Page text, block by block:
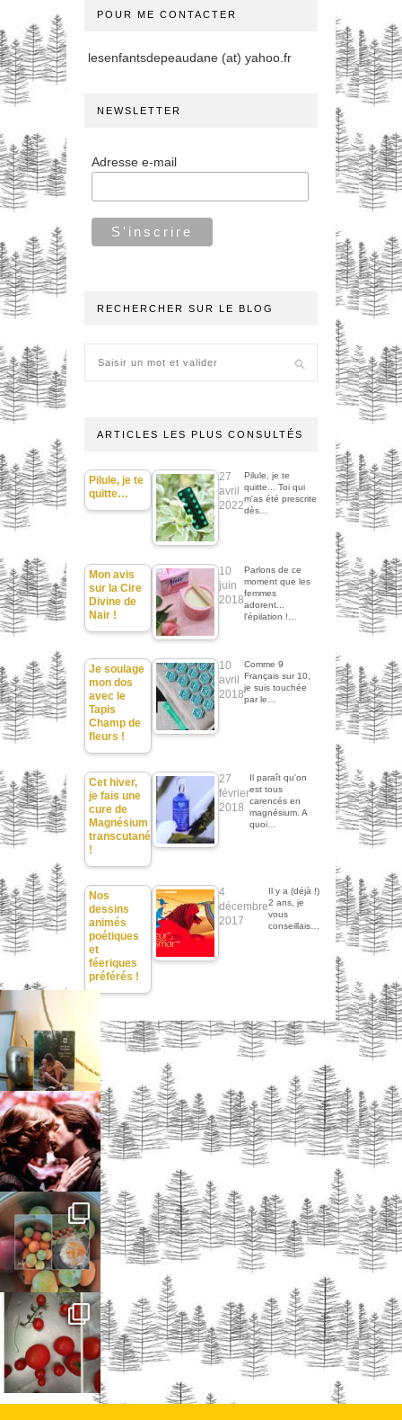
POUR ME CONTACTER
lesenfantsdepeaudane (at) yahoo.fr
NEWSLETTER
Adresse e-mail
RECHERCHER SUR LE BLOG
ARTICLES LES PLUS CONSULTÉS
Pilule, je te
quitte…
27
avril
2022
Pilule, je te
quitte... Toi qui
m'as été prescrite
dès…
Mon avis
sur la Cire
Divine de
Nair !
10
juin
2018
Parlons de ce
moment que les
femmes
adorent...
l'épilation !…
Je soulage
mon dos
avec le
Tapis
Champ de
fleurs !
10
avril
2018
Comme 9
Français sur 10,
je suis touchée
par le…
Cet hiver,
je fais une
cure de
Magnésium
transcutané
!
27
février
2018
Il paraît qu'on
est tous
carencés en
magnésium. A
quoi…
Nos
dessins
animés
poétiques
et
féeriques
préférés !
4
décembre
2017
Il y a (déjà !)
2 ans, je
vous
conseillais…